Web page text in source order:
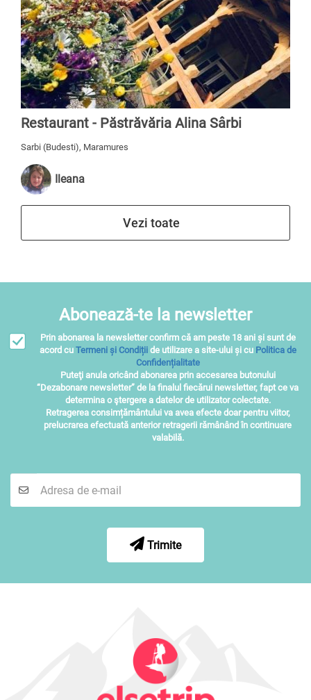
Restaurant - Păstrăvăria Alina Sârbi
Sarbi (Budesti), Maramures
Ileana
Vezi toate
Abonează-te la newsletter
Prin abonarea la newsletter confirm că am peste 18 ani și sunt de
acord cu Termeni și Condițiide utilizare a site-ului și cu Politica de
Confidențialitate
Puteţi anula oricând abonarea prin accesarea butonului
“Dezabonare newsletter” de la finalul fiecărui newsletter, fapt ce va
determina o ştergere a datelor de utilizator colectate.
Retragerea consimțământului va avea efecte doar pentru viitor,
prelucrarea efectuată anterior retragerii rămânând în continuare
valabilă.
Trimite